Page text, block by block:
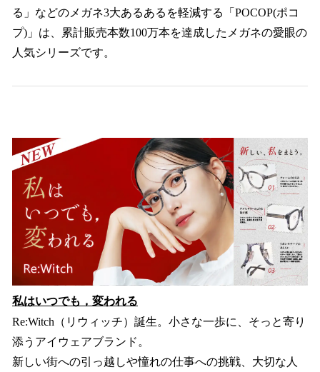
る」などのメガネ3大あるあるを軽減する「POCOP(ポコ
プ)」は、累計販売本数100万本を達成したメガネの愛眼の
人気シリーズです。
私はいつでも，変われる
Re:Witch（リウィッチ）誕生。小さな一歩に、そっと寄り
添うアイウェアブランド。
新しい街への引っ越しや憧れの仕事への挑戦、大切な人